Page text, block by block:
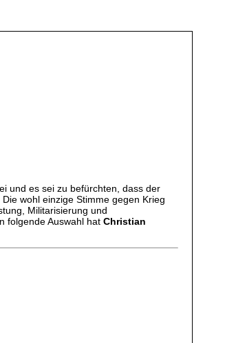
und es sei zu befürchten, dass der
wohl einzige Stimme gegen Krieg
Militarisierung und
folgende Auswahl hatChristian